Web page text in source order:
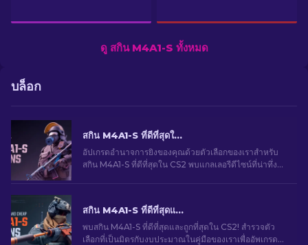
ดู สกิน M4A1-S ทั้งหมด
บล็อก
สกิน M4A1-S ที่ดีที่สุดใน CS2 [2026]
อัปเกรดอำนาจการยิงของคุณด้วยตัวเลือกของเราสำหรับ
สกิน M4A1-S ที่ดีที่สุดใน CS2 พบแกลเลอรีดีไซน์ที่น่าทึ่ง
สกิน M4A1-S ที่ดีที่สุดและราคาถูกใน CS2 [2026]
พบสกิน M4A1-S ที่ดีที่สุดและถูกที่สุดใน CS2! สํารวจตัว
เลือกที่เป็นมิตรกับงบประมาณในคู่มือของเราเพื่ออัพเกรด